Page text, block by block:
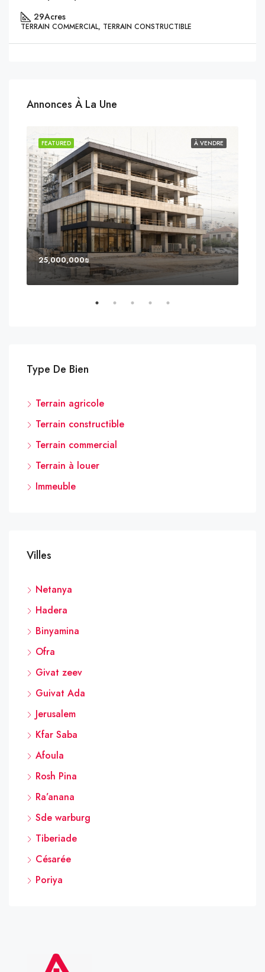
29Acres
TERRAIN COMMERCIAL, TERRAIN CONSTRUCTIBLE
Annonces À La Une
À VENDRE
FEATURED
25,000,000₪
Type De Bien
Terrain agricole
Terrain constructible
Terrain commercial
Terrain à louer
Immeuble
Villes
Netanya
Hadera
Binyamina
Ofra
Givat zeev
Guivat Ada
Jerusalem
Kfar Saba
Afoula
Rosh Pina
Ra’anana
Sde warburg
Tiberiade
Césarée
Poriya